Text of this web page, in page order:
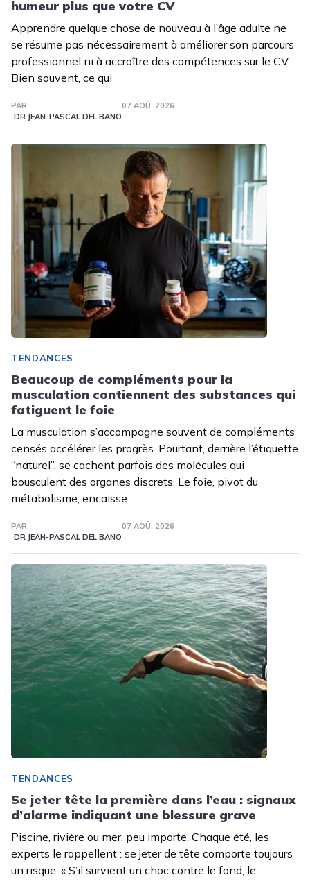
humeur plus que votre CV
Apprendre quelque chose de nouveau à l’âge adulte ne
se résume pas nécessairement à améliorer son parcours
professionnel ni à accroître des compétences sur le CV.
Bien souvent, ce qui
PAR
DR JEAN-PASCAL DEL BANO
07 AOÛ. 2026
TENDANCES
Beaucoup de compléments pour la
musculation contiennent des substances qui
fatiguent le foie
La musculation s’accompagne souvent de compléments
censés accélérer les progrès. Pourtant, derrière l’étiquette
“naturel”, se cachent parfois des molécules qui
bousculent des organes discrets. Le foie, pivot du
métabolisme, encaisse
PAR
DR JEAN-PASCAL DEL BANO
07 AOÛ. 2026
TENDANCES
Se jeter tête la première dans l’eau : signaux
d’alarme indiquant une blessure grave
Piscine, rivière ou mer, peu importe. Chaque été, les
experts le rappellent : se jeter de tête comporte toujours
un risque. « S’il survient un choc contre le fond, le